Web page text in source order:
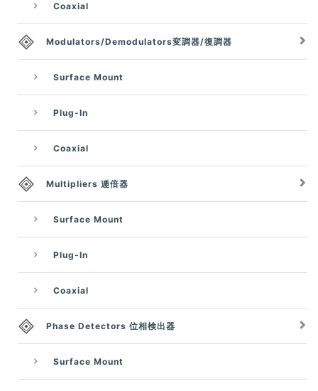
Coaxial
Modulators/Demodulators変調器/復調器
Surface Mount
Plug-In
Coaxial
Multipliers 逓倍器
Surface Mount
Plug-In
Coaxial
Phase Detectors 位相検出器
Surface Mount